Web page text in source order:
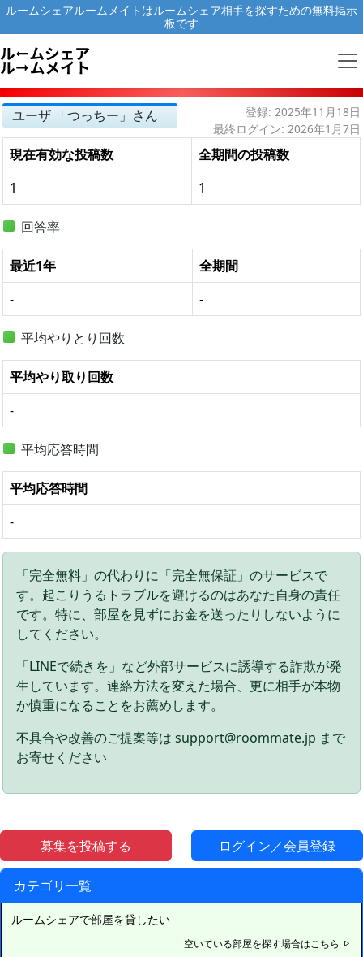
ルームシェアルームメイトはルームシェア相手を探すための無料掲示
板です
募集を投稿する ログイン／会員登録
カテゴリ一覧
ルームシェアで部屋を貸したい
空いている部屋を探す場合はこちら
ユーザ 「つっちー」さん
登録: 2025年11月18日
最終ログイン: 2026年1月7日
現在有効な投稿数
全期間の投稿数
1
1
回答率
最近1年
全期間
-
-
平均やりとり回数
平均やり取り回数
-
平均応答時間
平均応答時間
-
「完全無料」の代わりに「完全無保証」のサービスで
す。起こりうるトラブルを避けるのはあなた自身の責任
です。特に、部屋を見ずにお金を送ったりしないように
してください。
「LINEで続きを」など外部サービスに誘導する詐欺が発
生しています。連絡方法を変えた場合、更に相手が本物
か慎重になることをお薦めします。
不具合や改善のご提案等は support@roommate.jp まで
お寄せください